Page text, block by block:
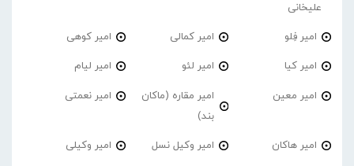
علیخانی
امیر فِلو امیر کمالی امیر کوهی
امیر کیا امیر لئو امیر لیام
امیر معین
امیر مقاره (ماکان
بند)
امیر نعمتی
امیر هاکان امیر وکیل نسل امیر وکیلی